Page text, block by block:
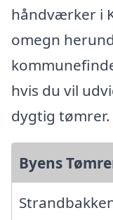
håndværker i
omegn
hvis du vil
dygtig tømrer.
Byens